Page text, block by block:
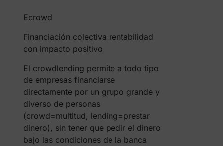
Ecrowd
Financiación colectiva rentabilidad
con impacto positivo
El crowdlending permite a todo tipo
de empresas financiarse
directamente por un grupo grande y
diverso de personas
(crowd=multitud, lending=prestar
dinero), sin tener que pedir el dinero
bajo las condiciones de la banca